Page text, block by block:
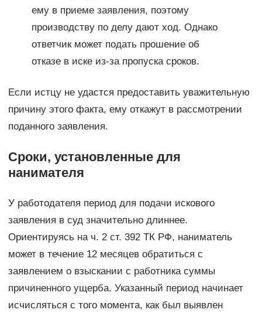
ему в приеме заявления, поэтому
производству по делу дают ход. Однако
ответчик может подать прошение об
отказе в иске из-за пропуска сроков.
Если истцу не удастся предоставить уважительную
причину этого факта, ему откажут в рассмотрении
поданного заявления.
Сроки, установленные для
нанимателя
У работодателя период для подачи искового
заявления в суд значительно длиннее.
Ориентируясь на ч. 2 ст. 392 ТК РФ, наниматель
может в течение 12 месяцев обратиться с
заявлением о взыскании с работника суммы
причиненного ущерба. Указанный период начинает
исчисляться с того момента, как был выявлен